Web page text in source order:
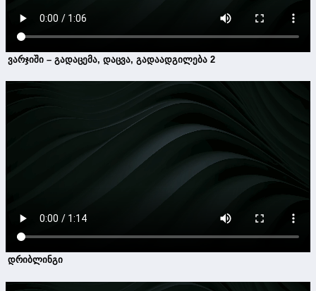
ვარჯიში – გადაცემა, დაცვა, გადაადგილება 2
დრიბლინგი